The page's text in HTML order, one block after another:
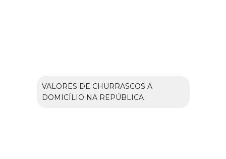
VALORES DE CHURRASCOS A
DOMICÍLIO NA REPÚBLICA